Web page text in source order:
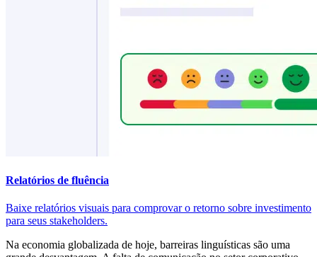
Relatórios de fluência
Baixe relatórios visuais para comprovar o retorno sobre investimento
para seus stakeholders.
Na economia globalizada de hoje, barreiras linguísticas são uma